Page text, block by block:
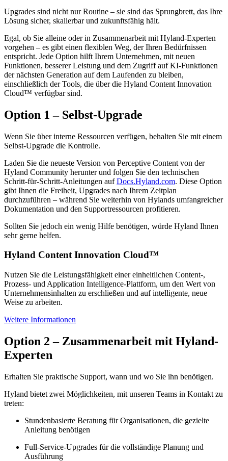
Upgrades sind nicht nur Routine – sie sind das Sprungbrett, das Ihre
Lösung sicher, skalierbar und zukunftsfähig hält.
Egal, ob Sie alleine oder in Zusammenarbeit mit Hyland-Experten
vorgehen – es gibt einen flexiblen Weg, der Ihren Bedürfnissen
entspricht. Jede Option hilft Ihrem Unternehmen, mit neuen
Funktionen, besserer Leistung und dem Zugriff auf KI-Funktionen
der nächsten Generation auf dem Laufenden zu bleiben,
einschließlich der Tools, die über die Hyland Content Innovation
Cloud™ verfügbar sind.
Option 1 – Selbst-Upgrade
Wenn Sie über interne Ressourcen verfügen, behalten Sie mit einem
Selbst-Upgrade die Kontrolle.
Laden Sie die neueste Version von Perceptive Content von der
Hyland Community herunter und folgen Sie den technischen
Schritt-für-Schritt-Anleitungen aufDocs.Hyland.com. Diese Option
gibt Ihnen die Freiheit, Upgrades nach Ihrem Zeitplan
durchzuführen – während Sie weiterhin von Hylands umfangreicher
Dokumentation und den Supportressourcen profitieren.
Sollten Sie jedoch ein wenig Hilfe benötigen, würde Hyland Ihnen
sehr gerne helfen.
Hyland Content Innovation Cloud™
Nutzen Sie die Leistungsfähigkeit einer einheitlichen Content-,
Prozess- und Application Intelligence-Plattform, um den Wert von
Unternehmensinhalten zu erschließen und auf intelligente, neue
Weise zu arbeiten.
Weitere Informationen
Option 2 – Zusammenarbeit mit Hyland-
Experten
Erhalten Sie praktische Support, wann und wo Sie ihn benötigen.
Hyland bietet zwei Möglichkeiten, mit unseren Teams in Kontakt zu
treten:
Stundenbasierte Beratung für Organisationen, die gezielte
Anleitung benötigen
Full-Service-Upgrades für die vollständige Planung und
Ausführung